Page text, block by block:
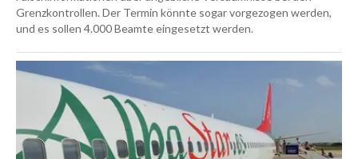
Grenzkontrollen. Der Termin könnte sogar vorgezogen werden,
und es sollen 4.000 Beamte eingesetzt werden.